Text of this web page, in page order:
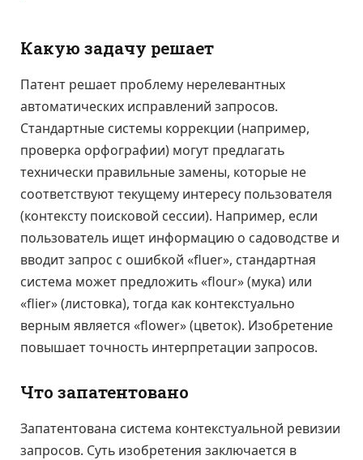
Какую задачу решает
Патент решает проблему нерелевантных
автоматических исправлений запросов.
Стандартные системы коррекции (например,
проверка орфографии) могут предлагать
технически правильные замены, которые не
соответствуют текущему интересу пользователя
(контексту поисковой сессии). Например, если
пользователь ищет информацию о садоводстве и
вводит запрос с ошибкой «fluer», стандартная
система может предложить «flour» (мука) или
«flier» (листовка), тогда как контекстуально
верным является «flower» (цветок). Изобретение
повышает точность интерпретации запросов.
Что запатентовано
Запатентована система контекстуальной ревизии
запросов. Суть изобретения заключается в